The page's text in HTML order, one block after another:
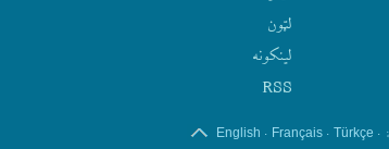
لټون
لينکونه
RSS
.
Türkçe
.
Français
.
English